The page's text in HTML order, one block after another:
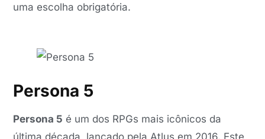
uma escolha obrigatória.
Persona 5
Persona 5 é um dos RPGs mais icônicos da
última década, lançado pela Atlus em 2016. Este